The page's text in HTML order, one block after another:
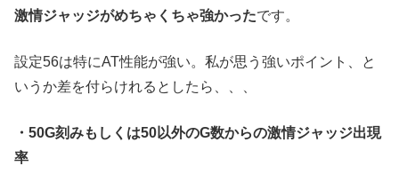
激情ジャッジがめちゃくちゃ強かったです。
設定56は特にAT性能が強い。私が思う強いポイント、と
いうか差を付らけれるとしたら、、、
・50G刻みもしくは50以外のG数からの激情ジャッジ出現
率